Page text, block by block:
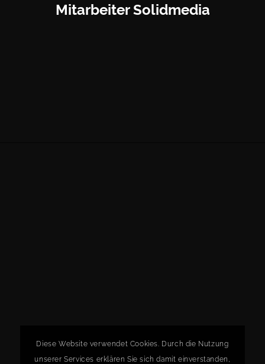
Mitarbeiter Solidmedia
Diese Website verwendet Cookies. Durch die Nutzung
unserer Services erklären Sie sich damit einverstanden,